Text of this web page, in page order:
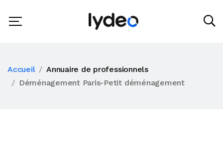
Accueil
Annuaire de professionnels
Déménagement Paris-Petit déménagement